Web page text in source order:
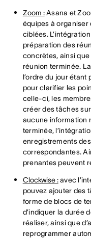
Zoom :Asana et
équipes à organiser
ciblées.
préparation des
concrètes, ainsi que
réunion terminée.
l’ordre du jour
pour clarifier les
celle-ci, les
créer des tâches
aucune information
terminée,
enregistrements
correspondantes.
prenantes peuvent
Clockwise :avec
pouvez ajouter des
forme de blocs de
d’indiquer la durée
réaliser, ainsi que
reprogrammer